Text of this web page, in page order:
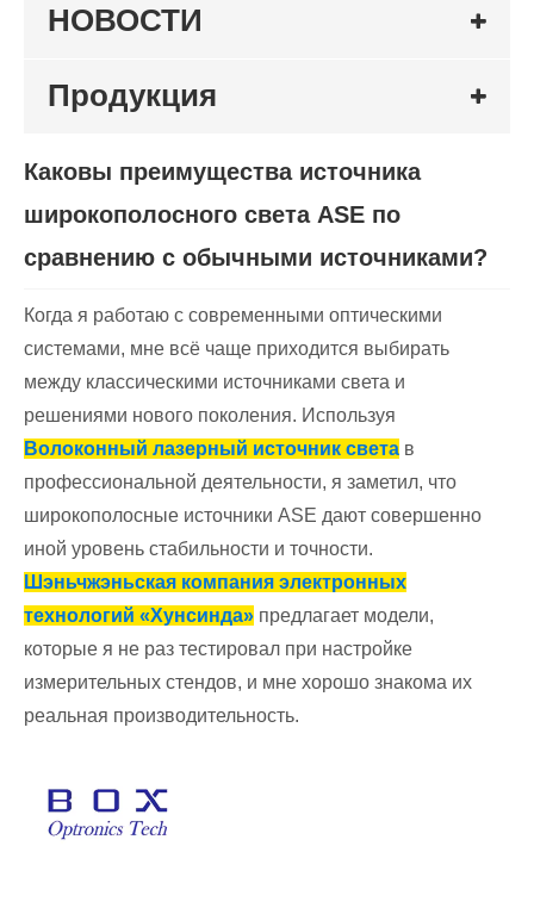
НОВОСТИ
Продукция
Каковы преимущества источника
широкополосного света ASE по
сравнению с обычными источниками?
Когда я работаю с современными оптическими
системами, мне всё чаще приходится выбирать
между классическими источниками света и
решениями нового поколения. Используя
Волоконный лазерный источник света в
профессиональной деятельности, я заметил, что
широкополосные источники ASE дают совершенно
иной уровень стабильности и точности.
Шэньчжэньская компания электронных
технологий «Хунсинда» предлагает модели,
которые я не раз тестировал при настройке
измерительных стендов, и мне хорошо знакома их
реальная производительность.